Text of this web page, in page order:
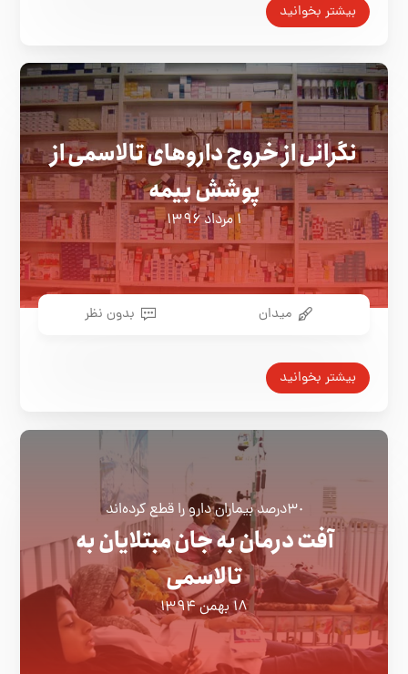
بیشتر بخوانید
نگرانی از خروج داروهای تالاسمی از
پوشش بیمه
۱ مرداد ۱۳۹۶
میدان بدون نظر
بیشتر بخوانید
٣٠‌درصد بیماران دارو را قطع کرده‌اند
آفت درمان به جان مبتلایان به
تالاسمی‌
۱۸ بهمن ۱۳۹۴